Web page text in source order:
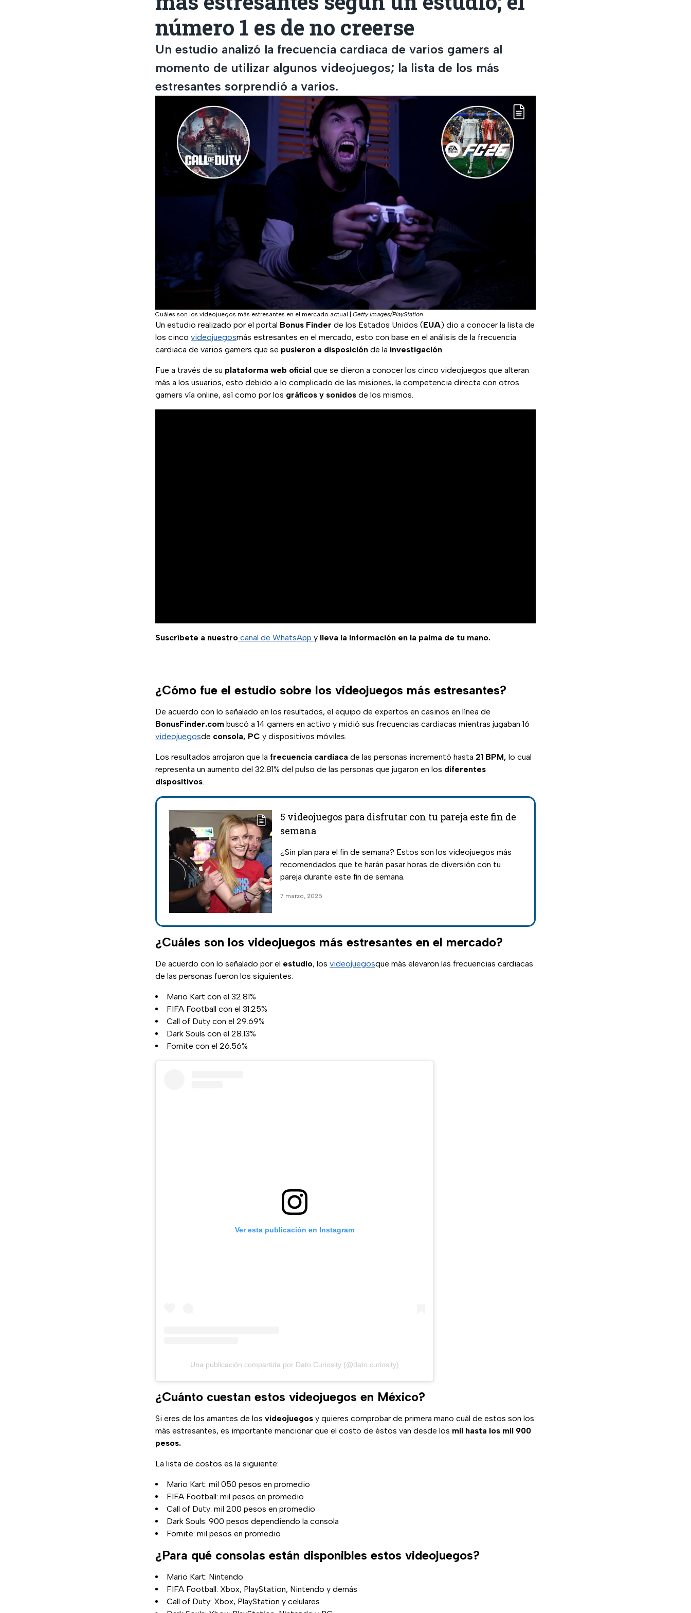
número 1 es de no creerse
Un estudio analizó la frecuencia cardiaca de varios gamers al
momento de utilizar algunos videojuegos; la lista de los más
estresantes sorprendió a varios.
Cuáles son los videojuegos más estresantes en el mercado actual Getty Images/PlayStation
Un estudio realizado por el portal Bonus Finder de los Estados Unidos (EUA) dio a conocer la lista de
los cinco videojuegosmás estresantes en el mercado, esto con base en el análisis de la frecuencia
cardiaca de varios gamers que se pusieron a disposición de la investigación.
Fue a través de su plataforma web oficial que se dieron a conocer los cinco videojuegos que alteran
más a los usuarios, esto debido a lo complicado de las misiones, la competencia directa con otros
gamers vía online, así como por los gráficos y sonidos de los mismos.
Suscríbete a nuestro canal de WhatsApp y lleva la información en la palma de tu mano.
¿Cómo fue el estudio sobre los videojuegos más estresantes?
De acuerdo con lo señalado en los resultados, el equipo de expertos en casinos en línea de
BonusFinder.com buscó a 14 gamers en activo y midió sus frecuencias cardiacas mientras jugaban 16
videojuegosde consola, PC y dispositivos móviles.
Los resultados arrojaron que la frecuencia cardiaca de las personas incrementó hasta 21 BPM, lo cual
representa un aumento del 32.81% del pulso de las personas que jugaron en los diferentes
dispositivos.
5 videojuegos para disfrutar con tu pareja este fin de
semana
¿Sin plan para el fin de semana? Estos son los videojuegos más
recomendados que te harán pasar horas de diversión con tu
pareja durante este fin de semana.
7 marzo, 2025
¿Cuáles son los videojuegos más estresantes en el mercado?
De acuerdo con lo señalado por el estudio, los videojuegosque más elevaron las frecuencias cardiacas
de las personas fueron los siguientes:
Mario Kart con el 32.81%
FIFA Football con el 31.25%
Call of Duty con el 29.69%
Dark Souls con el 28.13%
Fornite con el 26.56%
Ver esta publicación en Instagram
Una publicación compartida por Dato Curiosity (@dato.curiosity)
¿Cuánto cuestan estos videojuegos en México?
Si eres de los amantes de los videojuegos y quieres comprobar de primera mano cuál de estos son los
más estresantes, es importante mencionar que el costo de éstos van desde los mil hasta los mil 900
pesos.
La lista de costos es la siguiente:
Mario Kart: mil 050 pesos en promedio
FIFA Football: mil pesos en promedio
Call of Duty: mil 200 pesos en promedio
Dark Souls: 900 pesos dependiendo la consola
Fornite: mil pesos en promedio
¿Para qué consolas están disponibles estos videojuegos?
Mario Kart: Nintendo
FIFA Football: Xbox, PlayStation, Nintendo y demás
Call of Duty: Xbox, PlayStation y celulares